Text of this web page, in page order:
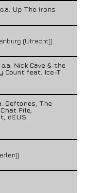
Up The Irons
(Utrecht))
Nick Cave & the
Count feat. Ice-T
Deftones, The
Pile,
dEUS